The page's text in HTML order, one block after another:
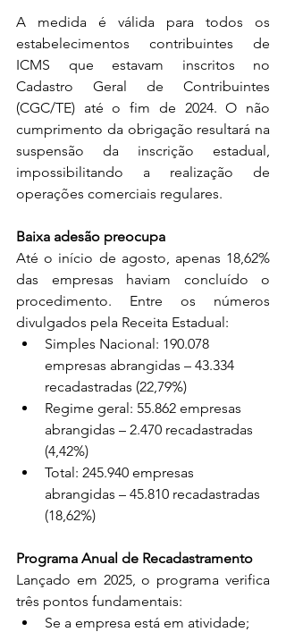
A medida é válida para todos os
estabelecimentos contribuintes de
ICMS que estavam inscritos no
Cadastro Geral de Contribuintes
(CGC/TE) até o fim de 2024. O não
cumprimento da obrigação resultará na
suspensão da inscrição estadual,
impossibilitando a realização de
operações comerciais regulares.
Baixa adesão preocupa
Até o início de agosto, apenas 18,62%
das empresas haviam concluído o
procedimento. Entre os números
divulgados pela Receita Estadual:
Simples Nacional: 190.078
empresas abrangidas – 43.334
recadastradas (22,79%)
Regime geral: 55.862 empresas
abrangidas – 2.470 recadastradas
(4,42%)
Total: 245.940 empresas
abrangidas – 45.810 recadastradas
(18,62%)
Programa Anual de Recadastramento
Lançado em 2025, o programa verifica
três pontos fundamentais:
Se a empresa está em atividade;